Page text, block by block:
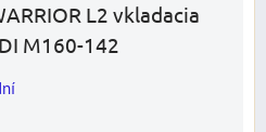
L2 vkladacia
M160-142